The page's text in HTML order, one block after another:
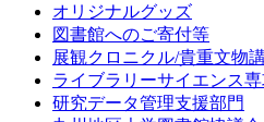
オリジナルグッズ
図書館へのご寄付等
展観クロニクル/貴重文物
ライブラリーサイエンス
研究データ管理支援部門